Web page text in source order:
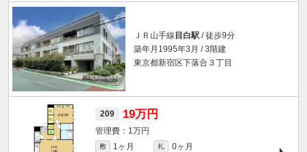
ＪＲ山手線 目白駅 / 徒歩9分
築年月1995年3月 / 3階建
東京都新宿区下落合３丁目
209 19万円
1万円
敷 1ヶ月 礼
0ヶ月